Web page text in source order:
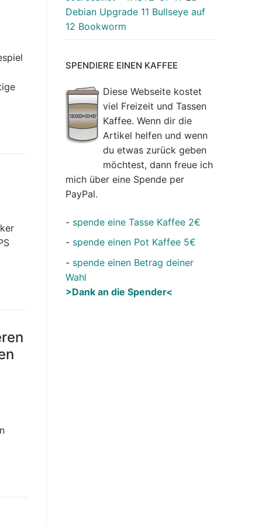
Debian Upgrade 11 Bullseye auf
12 Bookworm
SPENDIERE EINEN KAFFEE
Diese Webseite kostet
viel Freizeit und Tassen
Kaffee. Wenn dir die
Artikel helfen und wenn
du etwas zurück geben
möchtest, dann freue ich
mich über eine Spende per
PayPal.
- spende eine Tasse Kaffee 2€
- spende einen Pot Kaffee 5€
- spende einen Betrag deiner
Wahl
>Dank an die Spender<